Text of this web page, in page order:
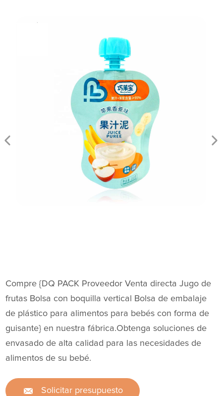
Compre {DQ PACK Proveedor Venta directa Jugo de
frutas Bolsa con boquilla vertical Bolsa de embalaje
de plástico para alimentos para bebés con forma de
guisante} en nuestra fábrica.Obtenga soluciones de
envasado de alta calidad para las necesidades de
alimentos de su bebé.
Solicitar presupuesto